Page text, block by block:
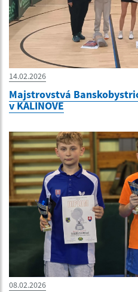
14.02.2026
Majstrovstvá
v KALINOVE
08.02.2026